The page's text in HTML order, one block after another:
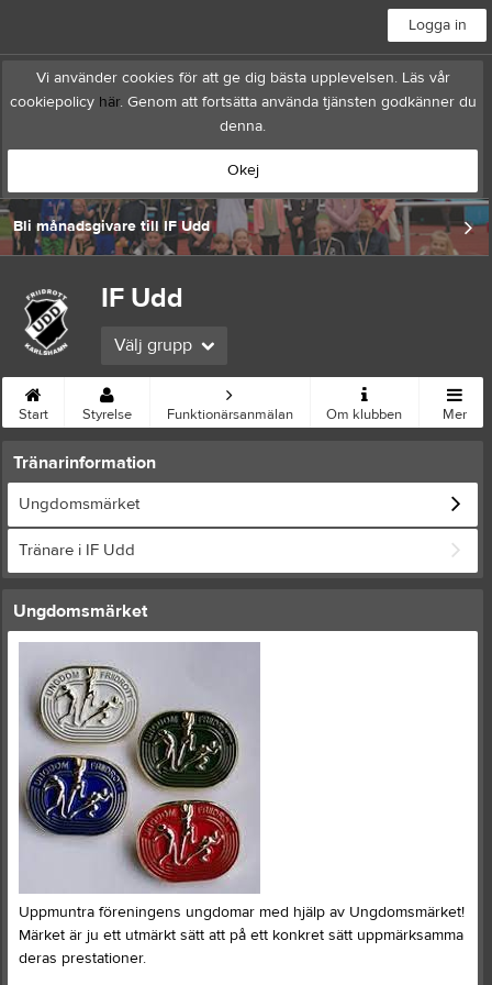
Logga in
Vi använder cookies för att ge dig bästa upplevelsen. Läs vår
cookiepolicy här. Genom att fortsätta använda tjänsten godkänner du
denna.
Okej
Bli månadsgivare till IF Udd
IF Udd
Välj grupp
Start Styrelse Funktionärsanmälan Om klubben Mer
Tränarinformation
Ungdomsmärket
Tränare i IF Udd
Ungdomsmärket
Uppmuntra föreningens ungdomar med hjälp av Ungdomsmärket!
Märket är ju ett utmärkt sätt att på ett konkret sätt uppmärksamma
deras prestationer.